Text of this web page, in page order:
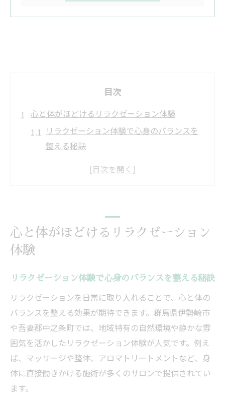
目次
心と体がほどけるリラクゼーション体験
リラクゼーション体験で心身のバランスを
整える秘訣
リラクゼーションがもたらす深い癒しの実
リラクゼーションでストレスから解放され
効果
日常に癒しを呼ぶアプローチの工夫
リラクゼーションを日常へ取り入れる実践
アイデア
自宅でできるリラクゼーションの簡単アプ
ローチ
忙しい日常こそリラクゼーションの工夫が
心と体がほどけるリラクゼーション
体験
リラクゼーション体験で心身のバランスを整える秘訣
リラクゼーションを日常に取り入れることで、心と体の
バランスを整える効果が期待できます。群馬県伊勢崎市
や吾妻郡中之条町では、地域特有の自然環境や静かな雰
囲気を活かしたリラクゼーション体験が人気です。例え
ば、マッサージや整体、アロマトリートメントなど、身
体に直接働きかける施術が多くのサロンで提供されてい
ます。